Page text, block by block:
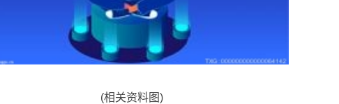
(相关资料图)